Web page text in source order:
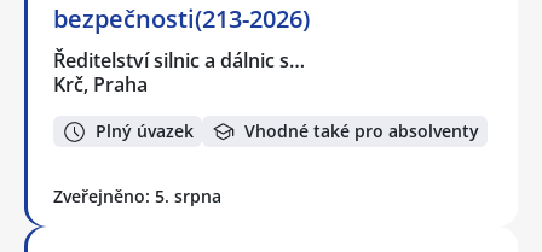
bezpečnosti(213-2026)
Ředitelství silnic a dálnic s…
Krč, Praha
Plný úvazek Vhodné také pro absolventy
Zveřejněno: 5. srpna